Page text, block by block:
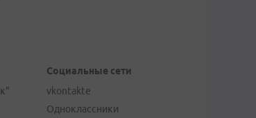
Социальные сети
vkontakte
Одноклассники